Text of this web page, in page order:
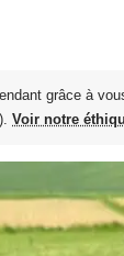
grâce à
Voir notre